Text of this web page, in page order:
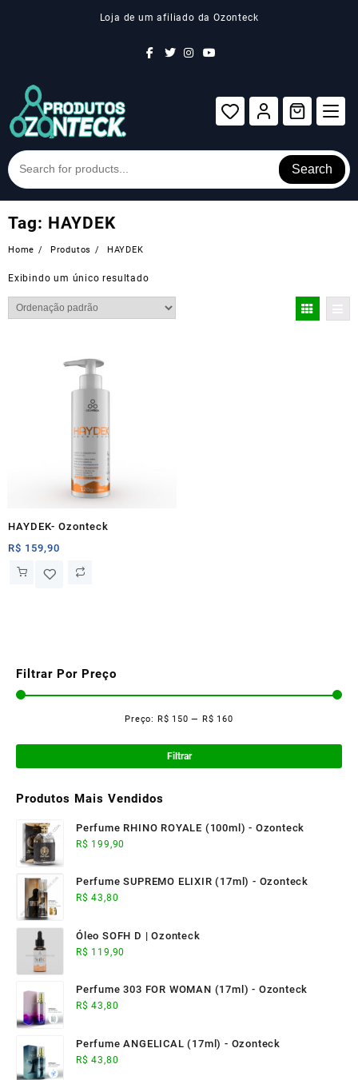
Loja de um afiliado da Ozonteck
Search
Tag: HAYDEK
Home Produtos HAYDEK
Exibindo um único resultado
HAYDEK- Ozonteck
R$ 159,90
Filtrar Por Preço
Filtrar
Preço: R$ 150 — R$ 160
Produtos Mais Vendidos
Perfume RHINO ROYALE (100ml) - Ozonteck
R$ 199,90
Perfume SUPREMO ELIXIR (17ml) - Ozonteck
R$ 43,80
Óleo SOFH D | Ozonteck
R$ 119,90
Perfume 303 FOR WOMAN (17ml) - Ozonteck
R$ 43,80
Perfume ANGELICAL (17ml) - Ozonteck
R$ 43,80